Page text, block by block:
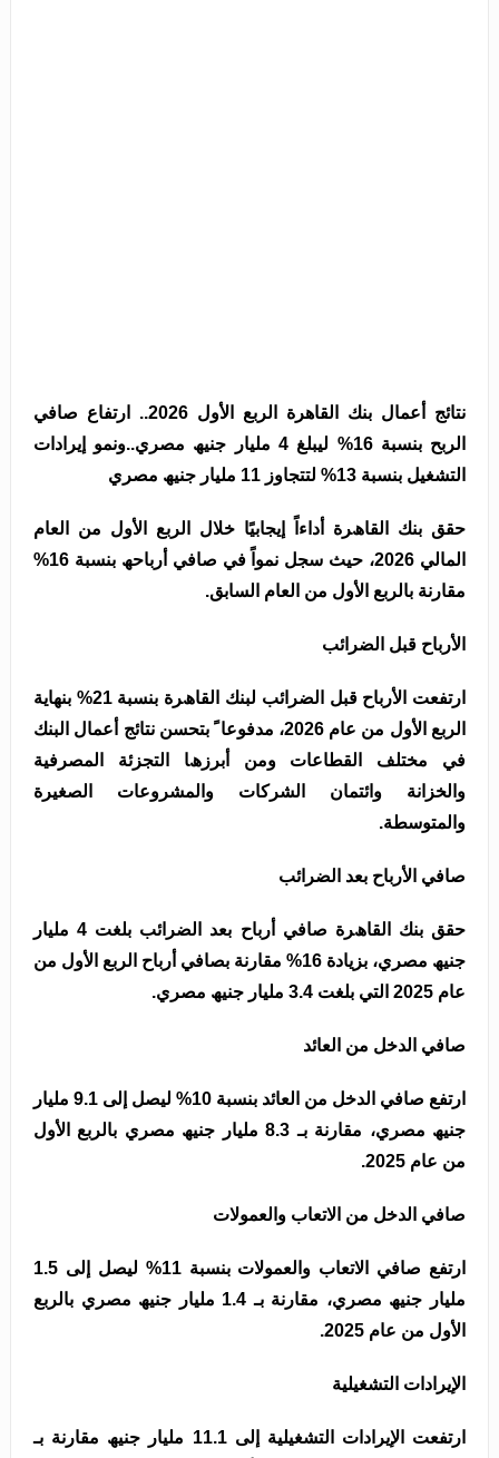
ﻧﺘﺎﺋﺞ أﻋﻤﺎل بنك القاهرة الربع الأول 2026.. ارﺗﻔﺎع ﺻﺎﻓﻲ
اﻟﺮﺑﺢ ﺑﻨﺴﺒﺔ 16% ﻟﯿﺒﻠﻎ 4 ﻣﻠﯿﺎر ﺟﻨﯿﮫ ﻣﺼﺮي..وﻧﻤﻮ إﯾﺮادات
اﻟﺘﺸﻐﯿﻞ ﺑﻨﺴﺒﺔ 13% ﻟﺘﺘﺠﺎوز 11 ﻣﻠﯿﺎر ﺟﻨﯿﮫ ﻣﺼﺮي
ﺣﻘﻖ ﺑﻨﻚ اﻟﻘﺎھﺮة أداءاً إﯾﺠﺎﺑﯿًﺎ ﺧﻼل اﻟﺮﺑﻊ اﻷول ﻣﻦ اﻟﻌﺎم
اﻟﻤﺎﻟﻲ 2026، ﺣﯿﺚ ﺳﺠﻞ ﻧﻤﻮاً ﻓﻲ ﺻﺎﻓﻲ أرﺑﺎﺣﮫ ﺑﻨﺴﺒﺔ 16%
ﻣﻘﺎرﻧﺔ ﺑﺎﻟﺮﺑﻊ اﻷول ﻣﻦ اﻟﻌﺎم اﻟﺴﺎﺑﻖ.
اﻷرﺑﺎح ﻗﺒﻞ اﻟﻀﺮاﺋﺐ
ارﺗﻔﻌﺖ اﻷرﺑﺎح ﻗﺒﻞ اﻟﻀﺮاﺋﺐ ﻟﺒﻨﻚ اﻟﻘﺎھﺮة ﺑﻨﺴﺒﺔ 21% ﺑﻨﮭﺎﯾﺔ
اﻟﺮﺑﻊ اﻷول ﻣﻦ ﻋﺎم 2026، ﻣﺪﻓﻮﻋﺎ ً ﺑﺘﺤﺴﻦ ﻧﺘﺎﺋﺞ أﻋﻤﺎل اﻟﺒﻨﻚ
ﻓﻲ ﻣﺨﺘﻠﻒ اﻟﻘﻄﺎﻋﺎت وﻣﻦ أﺑﺮزھﺎ اﻟﺘﺠﺰﺋﺔ المصرفية
واﻟﺨﺰاﻧﺔ واﺋﺘﻤﺎن اﻟﺸﺮﻛﺎت واﻟﻤﺸﺮوﻋﺎت اﻟﺼﻐﯿﺮة
واﻟﻤﺘﻮﺳﻄﺔ.
ﺻﺎﻓﻲ اﻷرﺑﺎح ﺑﻌﺪ اﻟﻀﺮاﺋﺐ
ﺣﻘﻖ ﺑﻨﻚ اﻟﻘﺎھﺮة ﺻﺎﻓﻲ أرﺑﺎح ﺑﻌﺪ اﻟﻀﺮاﺋﺐ ﺑﻠﻐﺖ 4 ﻣﻠﯿﺎر
ﺟﻨﯿﮫ ﻣﺼﺮي، ﺑﺰﯾﺎدة 16% ﻣﻘﺎرﻧﺔ ﺑﺼﺎﻓﻲ أرﺑﺎح اﻟﺮﺑﻊ اﻷول ﻣﻦ
ﻋﺎم 2025 اﻟﺘﻲ ﺑﻠﻐﺖ 3.4 ﻣﻠﯿﺎر ﺟﻨﯿﮫ ﻣﺼﺮي.
ﺻﺎﻓﻲ اﻟﺪﺧﻞ ﻣﻦ اﻟﻌﺎﺋﺪ
ارﺗﻔﻊ ﺻﺎﻓﻲ اﻟﺪﺧﻞ ﻣﻦ اﻟﻌﺎﺋﺪ ﺑﻨﺴﺒﺔ 10% ﻟﯿﺼﻞ إﻟﻰ 9.1 ﻣﻠﯿﺎر
ﺟﻨﯿﮫ ﻣﺼﺮي، ﻣﻘﺎرﻧﺔ ﺑـ 8.3 ﻣﻠﯿﺎر ﺟﻨﯿﮫ ﻣﺼﺮي ﺑﺎﻟﺮﺑﻊ اﻷول
ﻣﻦ ﻋﺎم 2025.
ﺻﺎﻓﻲ اﻟﺪﺧﻞ ﻣﻦ اﻻﺗﻌﺎب واﻟﻌﻤﻮﻻت
ارﺗﻔﻊ ﺻﺎﻓﻲ اﻻﺗﻌﺎب واﻟﻌﻤﻮﻻت ﺑﻨﺴﺒﺔ 11% ﻟﯿﺼﻞ إﻟﻰ 1.5
ﻣﻠﯿﺎر ﺟﻨﯿﮫ ﻣﺼﺮي، ﻣﻘﺎرﻧﺔ ﺑـ 1.4 ﻣﻠﯿﺎر ﺟﻨﯿﮫ ﻣﺼﺮي ﺑﺎﻟﺮﺑﻊ
اﻷول ﻣﻦ ﻋﺎم 2025.
اﻹﯾﺮادات اﻟﺘﺸﻐﯿﻠﯿﺔ
ارﺗﻔﻌﺖ اﻹﯾﺮادات اﻟﺘﺸﻐﯿﻠﯿﺔ إﻟﻰ 11.1 ﻣﻠﯿﺎر ﺟﻨﯿﮫ ﻣﻘﺎرﻧﺔ ﺑـ